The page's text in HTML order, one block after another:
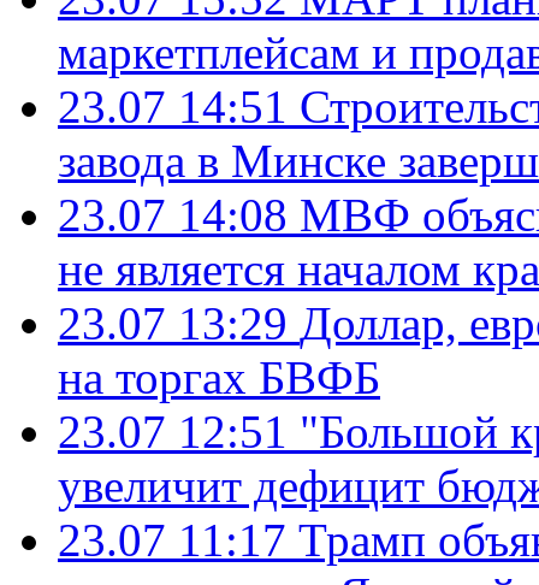
маркетплейсам и
23.07 14:51
завода в Минске
23.07 14:08 МВФ
не является началом
23.07 13:29 Доллар,
на торгах БВФБ
23.07 12:51 "Большой
увеличит дефицит
23.07 11:17 Трамп